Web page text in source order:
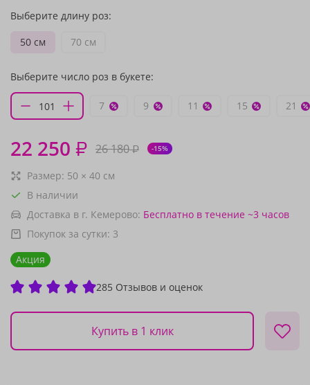
Выберите длину роз:
50 см
70 см
Выберите число роз в букете:
7 9 11 15 21
22 250 ₽ 26 180₽ -15%
Размер: 50 × 40 см
В наличии
Доставка в г. Кемерово: Бесплатно в течение ~3 часов
Покупок за сутки: 3
Акция
285 Отзывов и оценок
Купить в 1 клик